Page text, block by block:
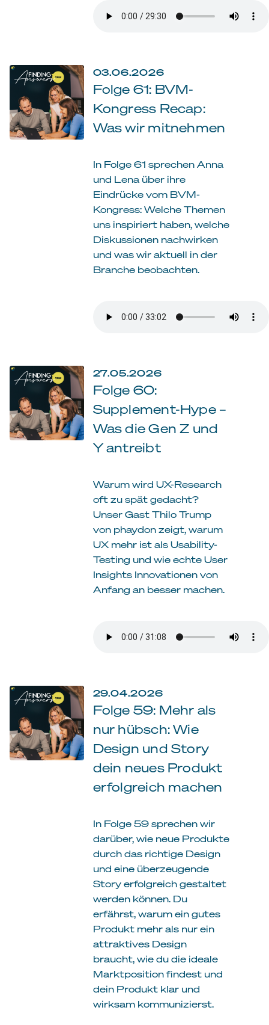
03.06.2026
Folge 61: BVM-
Kongress Recap:
Was wir mitnehmen
In Folge 61 sprechen Anna
und Lena über ihre
Eindrücke vom BVM-
Kongress: Welche Themen
uns inspiriert haben, welche
Diskussionen nachwirken
und was wir aktuell in der
Branche beobachten.
27.05.2026
Folge 60:
Supplement-Hype –
Was die Gen Z und
Y antreibt
Warum wird UX-Research
oft zu spät gedacht?
Unser Gast Thilo Trump
von phaydon zeigt, warum
UX mehr ist als Usability-
Testing und wie echte User
Insights Innovationen von
Anfang an besser machen.
29.04.2026
Folge 59: Mehr als
nur hübsch: Wie
Design und Story
dein neues Produkt
erfolgreich machen
In Folge 59 sprechen wir
darüber, wie neue Produkte
durch das richtige Design
und eine überzeugende
Story erfolgreich gestaltet
werden können. Du
erfährst, warum ein gutes
Produkt mehr als nur ein
attraktives Design
braucht, wie du die ideale
Marktposition findest und
dein Produkt klar und
wirksam kommunizierst.